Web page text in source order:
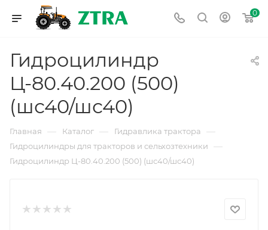
0
Гидроцилиндр
Ц-80.40.200 (500)
(шс40/шс40)
Главная — Каталог — Гидравлика трактора —
Гидроцилиндры для тракторов и сельхозтехники —
Гидроцилиндр Ц-80.40.200 (500) (шс40/шс40)